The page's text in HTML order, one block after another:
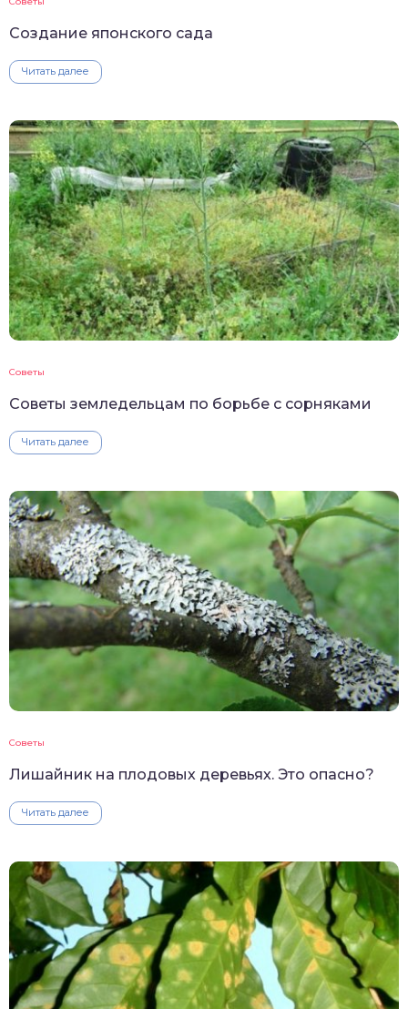
Создание японского сада
Читать далее
Советы
Советы земледельцам по борьбе с сорняками
Читать далее
Советы
Лишайник на плодовых деревьях. Это опасно?
Читать далее